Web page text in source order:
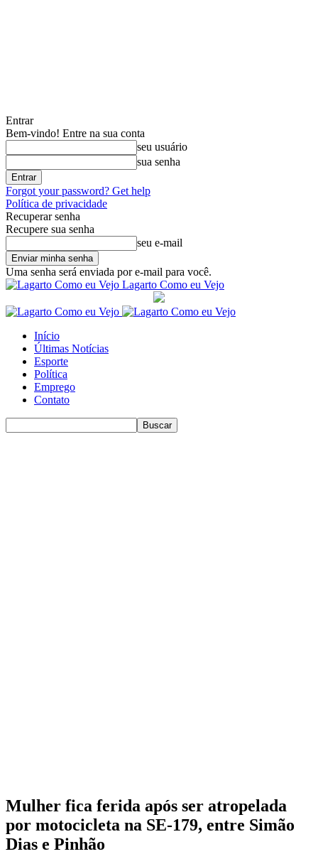
Entrar
Bem-vindo! Entre na sua conta
seu usuário
sua senha
Forgot your password? Get help
Política de privacidade
Recuperar senha
Recupere sua senha
seu e-mail
Uma senha será enviada por e-mail para você.
Lagarto Como eu Vejo
Início
Últimas Notícias
Esporte
Política
Emprego
Contato
Mulher fica ferida após ser atropelada
por motocicleta na SE-179, entre Simão
Dias e Pinhão